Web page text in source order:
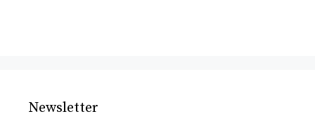
Newsletter